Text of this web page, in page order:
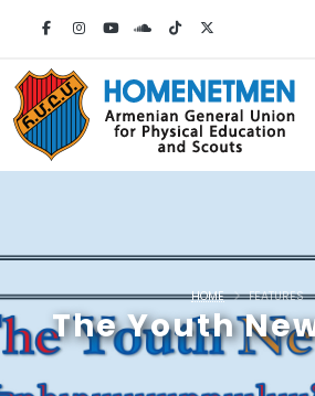
The Youth
HOME FEATURES